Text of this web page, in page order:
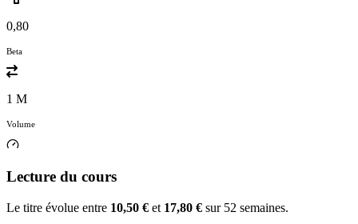
0,80
Beta
1 M
Volume
Lecture du cours
Le titre évolue entre 10,50 € et 17,80 € sur 52 semaines.